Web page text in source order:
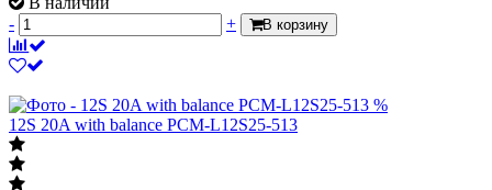
12S 20A with balance PCM-L12S25-513
Плата захисту 12S 20A with balance PCM-L12S25-513